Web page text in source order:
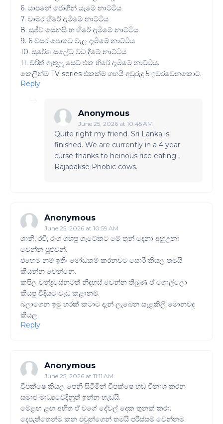
6. යාපනේ ජොගින් යෑමේ නාට්ටිය
7. චාමර හිරේ දැමීමේ නාට්ටිය
8. සුජීව සේනසිංහ හිරේ දැමීමේ නාට්ටිය.
9. 6 වසර පොතට වැල දැමීමේ නාට්ටිය
10. සුරේශ් සලේට වධ දීමේ නාට්ටිය
11. චරිත් ඇතුලු සෙට් එක හිරේ දැමීමේ නාට්ටිය.
කෙලින්ම TV series එකක්ම ගහයි අවුරුදු 5 ඉවරවෙනකොට.
Reply
Anonymous
June 25, 2026 at 10:45 AM
Quite right my friend. Sri Lanka is
finished. We are currently in a 4 year
curse thanks to heinous rice eating ,
Rajapakse Phobic cows.
Anonymous
June 25, 2026 at 10:59 AM
ශානි, රවී, රංග ගහපු ගැටේකට මේ තුන් දෙනා අහුඋනා
වෙන්න පුළුවන්.
එහෙම නම් ඉතිං මෝඩකම් කරනවට සොරි කියල තමයි
කියන්න වෙන්නෙ.
කපිල චන්ද්‍රසේනටත් නිදහස් වෙන්න තිබුණ ඒ ගොල්ලො
කියපු විදියට වැඩ කළානම්.
බලාගෙන ඉමු හරක් කටාට දැන් ලැබෙන සැළකිලි මොනවද
කියල.
Reply
Anonymous
June 25, 2026 at 11:11 AM
විපක්ෂෙ කියල පෙනී සිටිමින් විපක්ෂෙ හඬ විනාශ කරන
සමාජ මාධ්‍යවේදිනුත් ඉන්න හැඩයි.
මේළඟ ළඟ අභීත ඒ වගේ දේවල් දෙක තුනක් කරා.
දෙපැත්තෙන්ම කන එවුන්ගෙන් තමයි පරිස්සම් වෙන්නම